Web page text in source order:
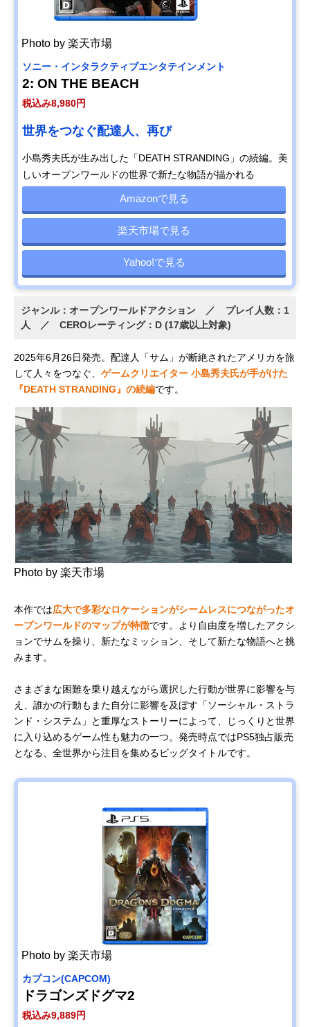
Photo by 楽天市場
ソニー・インタラクティブエンタテインメント
2: ON THE BEACH
税込み8,980円
世界をつなぐ配達人、再び
小島秀夫氏が生み出した「DEATH STRANDING」の続編。美
しいオープンワールドの世界で新たな物語が描かれる
Amazonで見る
楽天市場で見る
Yahoo!で見る
ジャンル：オープンワールドアクション ／ プレイ人数：1
人 ／ CEROレーティング：D (17歳以上対象)
2025年6月26日発売。配達人「サム」が断絶されたアメリカを旅
して人々をつなぐ、 ゲームクリエイター 小島秀夫氏が手がけた
『DEATH STRANDING』の続編です。
Photo by 楽天市場
本作では広大で多彩なロケーションがシームレスにつながったオ
ープンワールドのマップが特徴です。より自由度を増したアクシ
ョンでサムを操り、新たなミッション、そして新たな物語へと挑
みます。
さまざまな困難を乗り越えながら選択した行動が世界に影響を与
え、誰かの行動もまた自分に影響を及ぼす「ソーシャル・ストラ
ンド・システム」と重厚なストーリーによって、じっくりと世界
に入り込めるゲーム性も魅力の一つ。発売時点ではPS5独占販売
となる、全世界から注目を集めるビッグタイトルです。
Photo by 楽天市場
カプコン(CAPCOM)
ドラゴンズドグマ2
税込み9,889円